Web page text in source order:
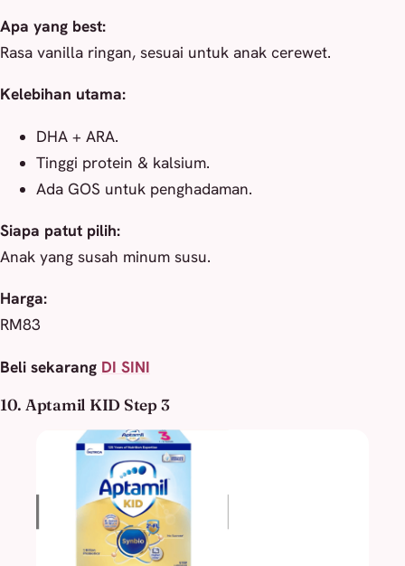
Apa yang best:
Rasa vanilla ringan, sesuai untuk anak cerewet.
Kelebihan utama:
DHA + ARA.
Tinggi protein & kalsium.
Ada GOS untuk penghadaman.
Siapa patut pilih:
Anak yang susah minum susu.
Harga:
RM83
Beli sekarang DI SINI
10. Aptamil KID Step 3